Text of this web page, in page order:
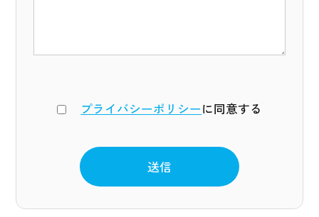
プライバシーポリシーに同意する